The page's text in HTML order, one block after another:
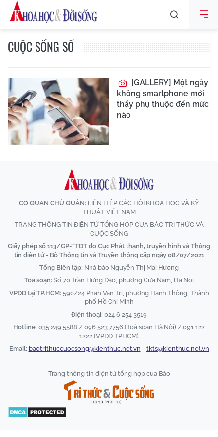
CUỘC SỐNG SỐ
[GALLERY] Một ngày
không smartphone mới
thấy phụ thuộc đến mức
nào
CƠ QUAN CHỦ QUẢN: LIÊN HIỆP CÁC HỘI KHOA HỌC VÀ KỸ
THUẬT VIỆT NAM
TRANG THÔNG TIN ĐIỆN TỬ TỔNG HỢP CỦA BÁO TRI THỨC VÀ
CUỘC SỐNG
Giấy phép số 113/GP-TTĐT do Cục Phát thanh, truyền hình và Thông
tin điện tử - Bộ Thông tin và Truyền thông cấp ngày 08/07/2021
Tổng Biên tập: Nhà báo Nguyễn Thị Mai Hương
Tòa soạn: Số 70 Trần Hưng Đạo, phường Cửa Nam, Hà Nội
VPĐD tại TP.HCM: 590/24 Phan Văn Trị, phường Hạnh Thông, Thành
phố Hồ Chí Minh
Điện thoại: 024 6 254 3519
Hotline: 035 249 5588 / 096 523 7756 (Toà soạn Hà Nội) / 091 122
1222 (VPĐD TPHCM)
Email: baotrithuccuocsong@kienthuc.net.vn - tkts@kienthuc.net.vn
Trang thông tin điện tử tổng hợp của Báo